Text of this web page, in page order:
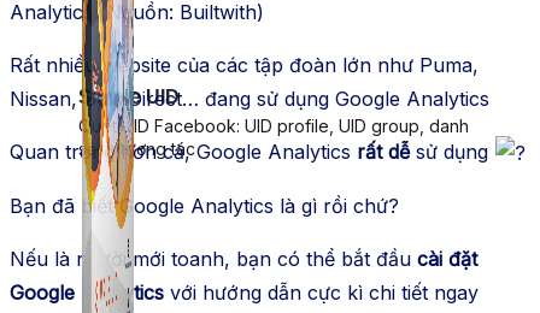
Simple UID
Quét UID Facebook: UID profile, UID group, danh
sách tương tác
Analytics (Nguồn: Builtwith)
Rất nhiều website của các tập đoàn lớn như Puma,
Nissan, BuildDirect… đang sử dụng Google Analytics
Quan trọng hơn cả, Google Analytics rất dễsử dụng
Bạn đã biết Google Analytics là gì rồi chứ?
Nếu là người mới toanh, bạn có thể bắt đầu cài đặt
Google Analytics với hướng dẫn cực kì chi tiết ngay